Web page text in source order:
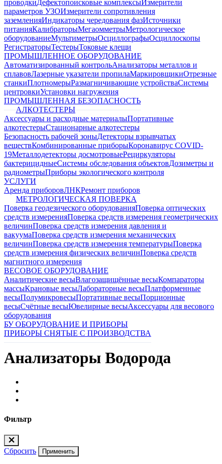
проводкиДефектопоисковые комплексыИзмерители
параметров УЗОИзмерители сопротивления
заземленияИндикаторы чередования фазИсточники
питанияКалибраторыМегаомметрыМетрологическое
оборудованиеМультиметрыОсциллографыОсциллоскопы
РегистраторыТестерыТоковые клещи
ПРОМЫШЛЕННОЕ ОБОРУДОВАНИЕ
Автоматизированный контрольАнализаторы металлов и
сплавовЛазерные указатели пропилаМаркировщикиОтрезные
станкиПлотномерыРазмагничивающие устройстваСистемы
центровкиУстановки нагружения
ПРОМЫШЛЕННАЯ БЕЗОПАСНОСТЬ
АЛКОТЕСТЕРЫ
Аксессуары и расходные материалыПортативные
алкотестерыСтационарные алкотестеры
Безопасность рабочей зоныДетекторы взрывчатых
веществКомбинированные приборыКоронавирус COVID-
19Металлодетекторы досмотровыеРециркуляторы
бактерицидныеСистемы обследования объектовДозиметры и
радиометрыПриборы экологического контроля
УСЛУГИ
Аренда приборовЛНКРемонт приборов
МЕТРОЛОГИЧЕСКАЯ ПОВЕРКА
Поверка геодезического оборудованияПоверка оптических
средств измеренияПоверка средств измерения геометрических
величинПоверка средств измерения давления и
вакуумаПоверка средств измерения механических
величинПоверка средств измерения температурыПоверка
средств измерения физических величинПоверка средств
магнитного измерения
ВЕСОВОЕ ОБОРУДОВАНИЕ
Аналитические весыВлагозащищённые весыКомпараторы
массыКрановые весыЛабораторные весыПлатформенные
весыПолумикровесыПортативные весыПорционные
весыСчётные весыЮвелирные весыАксессуары для весового
оборудования
БУ ОБОРУДОВАНИЕ И ПРИБОРЫ
ПРИБОРЫ СНЯТЫЕ С ПРОИЗВОДСТВА
Анализаторы Водорода
Фильтр
Сбросить Применить